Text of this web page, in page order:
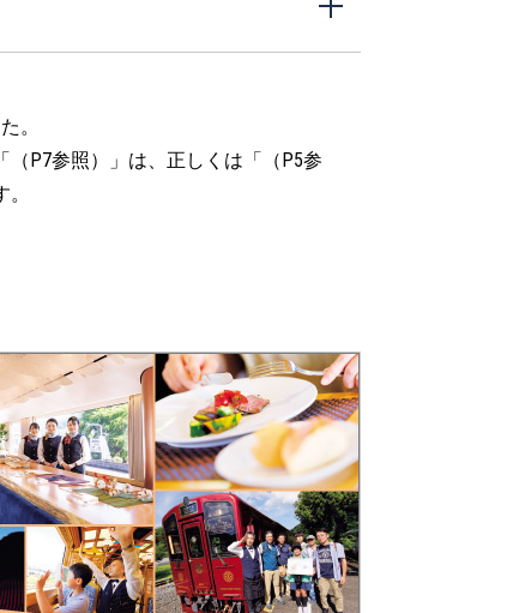
。
P7参照）」は、正しくは「（P5参